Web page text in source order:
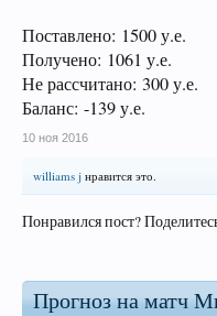
Поставлено: 1500 у.е.
Получено: 1061 у.е.
Не рассчитано: 300 у.е.
Баланс: -139 у.е.
10 ноя 2016
williams j нравится это.
Понравился пост?
Прогноз на матч